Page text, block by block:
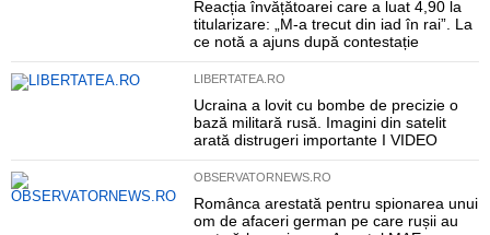
Reacția învățătoarei care a luat 4,90 la
titularizare: „M-a trecut din iad în rai”. La
ce notă a ajuns după contestație
LIBERTATEA.RO
Ucraina a lovit cu bombe de precizie o
bază militară rusă. Imagini din satelit
arată distrugeri importante I VIDEO
OBSERVATORNEWS.RO
Românca arestată pentru spionarea unui
om de afaceri german pe care rușii au